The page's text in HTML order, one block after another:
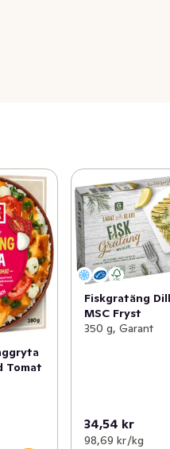
Tomat
Fiskgratäng
MSC Fryst
350 g, Garant
34,54 kr
98,69 kr /kg